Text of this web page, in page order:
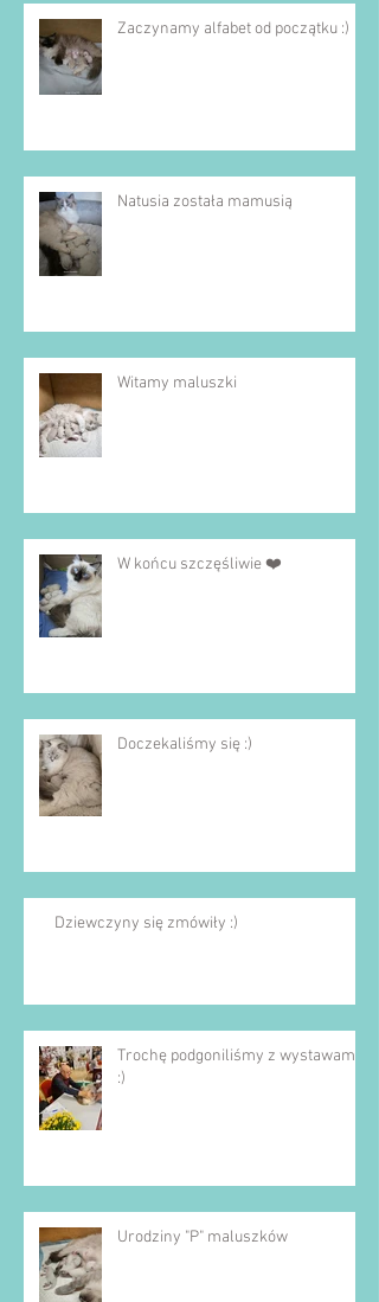
Zaczynamy alfabet od początku :)
Natusia została mamusią
Witamy maluszki
W końcu szczęśliwie ❤️
Doczekaliśmy się :)
Dziewczyny się zmówiły :)
Trochę podgoniliśmy z wystawami
:)
Urodziny "P" maluszków